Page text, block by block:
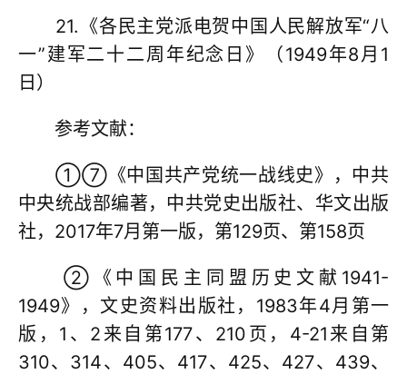
21.《各民主党派电贺中国人民解放军“八
一”建军二十二周年纪念日》（1949年8月1
日）
参考文献：
①⑦《中国共产党统一战线史》，中共
中央统战部编著，中共党史出版社、华文出版
社，2017年7月第一版，第129页、第158页
②《中国民主同盟历史文献1941-
1949》，文史资料出版社，1983年4月第一
版，1、2来自第177、210页，4-21来自第
310、314、405、417、425、427、439、